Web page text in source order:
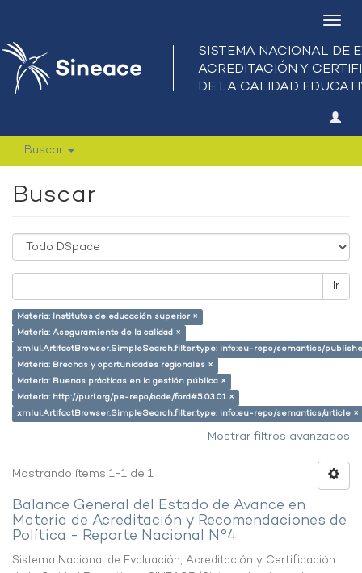
Buscar
Buscar
Ir
Materia: Institutos de educación superior ×
Materia: Aseguramiento de la calidad ×
xmlui.ArtifactBrowser.SimpleSearch.filter.type: info:eu-repo/semantics/
Materia: Brechas y oportunidades regionales ×
Materia: Buenas prácticas en la gestión pública ×
Materia: http://purl.org/pe-repo/ocde/ford#5.03.01 ×
xmlui.ArtifactBrowser.SimpleSearch.filter.type: info:eu-repo/semantics/article ×
Mostrar filtros avanzados
Mostrando ítems 1-1 de 1
Balance General del Estado de Avance en
Materia de Acreditación y Recomendaciones de
Política - Reporte Nacional N°4.
Sistema Nacional de Evaluación, Acreditación y Certificación